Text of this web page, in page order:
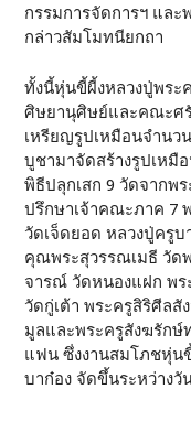
กรรมการจัดการฯ แล
กล่าวสัมโมทนียกถา
ทั้งนี้หุ่นขี้ผี้งหลวงปู่พระ
ศิษยานุศิษย์และคณะศ
เหรียญรูปเหมือนจำนว
บูชามาจัดสร้างรูปเหมื
พิธีปลุกเสก 9 วัดจากพ
ปรึกษาเจ้าคณะภาค 7
วัดเจ็ดยอด หลวงปู่ครูบ
คุณพระสุวรรณเมธี วัด
จารณ์ วัดหนองแฝก พร
วัดกู่เต้า พระครูสิริศีล
มูลและพระครูสังฆรักษ์
แฟน ซึ่งงานสมโภชหุ่น
บาก๋อง จัดขึ้นระหว่างวั